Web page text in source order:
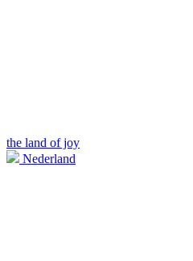
the land of joy
Nederland